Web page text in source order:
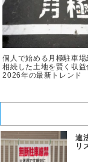
個人で始める月極駐車場
相続した土地を賢く収益
2026年の最新トレンド
違
リ